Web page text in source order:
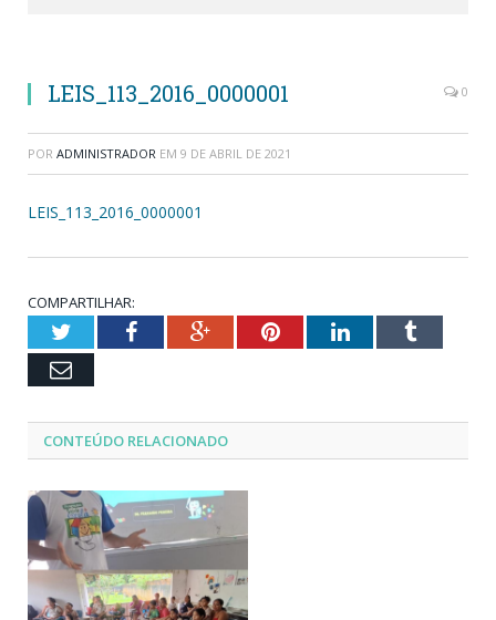
LEIS_113_2016_0000001 0
POR ADMINISTRADOR EM 9 DE ABRIL DE 2021
LEIS_113_2016_0000001
COMPARTILHAR:
TwitterFacebookGoogle+PinterestLinkedInTumblr
Email
CONTEÚDO RELACIONADO